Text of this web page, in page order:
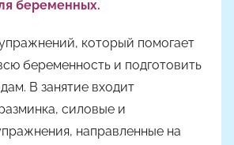
беременных.
который помогает
беременность и подготовить
В занятие входит
силовые и
направленные на